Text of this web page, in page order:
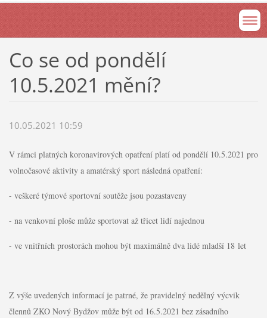
Co se od pondělí
10.5.2021 mění?
10.05.2021 10:59
V rámci platných koronavirových opatření platí od pondělí 10.5.2021 pro
volnočasové aktivity a amatérský sport následná opatření:
- veškeré týmové sportovní soutěže jsou pozastaveny
- na venkovní ploše může sportovat až třicet lidí najednou
- ve vnitřních prostorách mohou být maximálně dva lidé mladší 18 let
Z výše uvedených informací je patrné, že pravidelný nedělný výcvik
člennů ZKO Nový Bydžov může být od 16.5.2021 bez zásadního